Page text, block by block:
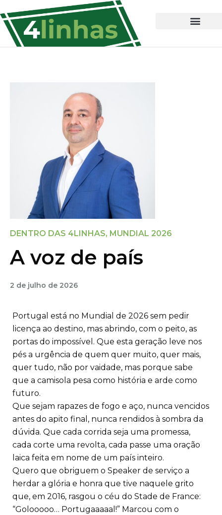
DENTRO DAS 4LINHAS, MUNDIAL 2026
A voz de país
2 de julho de 2026
Portugal está no Mundial de 2026 sem pedir
licença ao destino, mas abrindo, com o peito, as
portas do impossível. Que esta geração leve nos
pés a urgência de quem quer muito, quer mais,
quer tudo, não por vaidade, mas porque sabe
que a camisola pesa como história e arde como
futuro.
Que sejam rapazes de fogo e aço, nunca vencidos
antes do apito final, nunca rendidos à sombra da
dúvida. Que cada corrida seja uma promessa,
cada corte uma revolta, cada passe uma oração
laica feita em nome de um país inteiro.
Quero que obriguem o Speaker de serviço a
herdar a glória e honra que tive naquele grito
que, em 2016, rasgou o céu do Stade de France:
“Golooooo… Portugaaaaal!” Marcou com o